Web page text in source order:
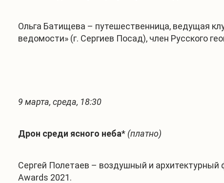
Ольга Батищева – путешественница, ведущая
ведомости» (г. Сергиев Посад), член Русского
9 марта, среда, 18:30
Дрон среди ясного неба* (платно)
Сергей Полетаев – воздушный и
Awards 2021.